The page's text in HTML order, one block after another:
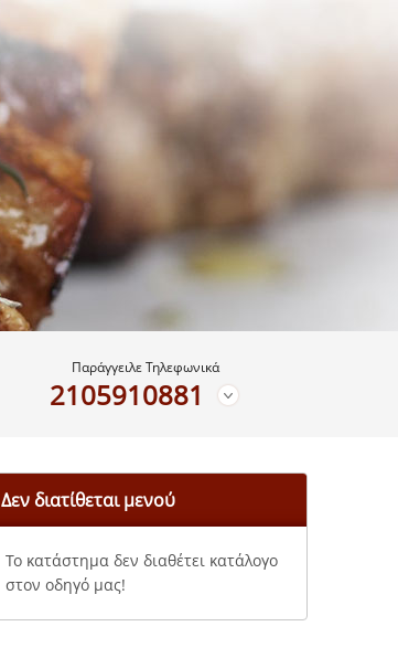
Παράγγειλε Τηλεφωνικά
2105910881
Δεν διατίθεται μενού
Το κατάστημα δεν διαθέτει κατάλογο
στον οδηγό μας!